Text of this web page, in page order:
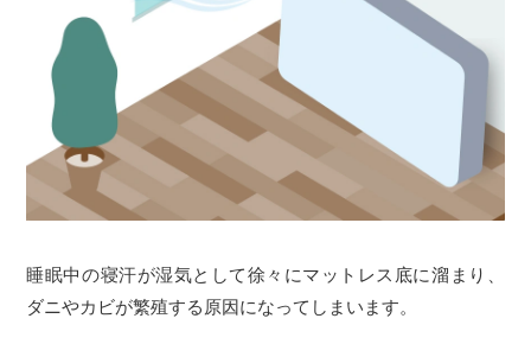
睡眠中の寝汗が湿気として徐々にマットレス底に溜まり、
ダニやカビが繁殖する原因になってしまいます。